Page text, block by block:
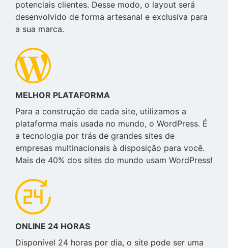
potenciais clientes. Desse modo, o layout será
desenvolvido de forma artesanal e exclusiva para
a sua marca.
MELHOR PLATAFORMA
Para a construção de cada site, utilizamos a
plataforma mais usada no mundo, o WordPress. É
a tecnologia por trás de grandes sites de
empresas multinacionais à disposição para você.
Mais de 40% dos sites do mundo usam WordPress!
ONLINE 24 HORAS
Disponível 24 horas por dia, o site pode ser uma